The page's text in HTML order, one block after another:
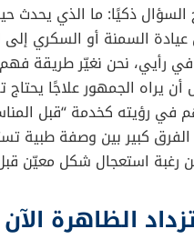
السؤال ذكيًا: ما الذي يحدث
السمنة أو السكري إلى
في رأيي، نحن نغيّر طريقة
يراه الجمهور علاجًا يحتاج
في رؤيته كخدمة “قبل
الفرق كبير بين وصفة طبية
رغبة استعجال شكل معيّن
الظاهرة